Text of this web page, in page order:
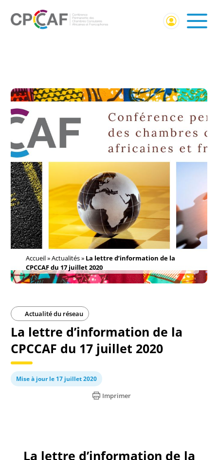
Accueil»Actualités» La lettre d’information de la
CPCCAF du 17 juillet 2020
Actualité du réseau
La lettre d’information de la
CPCCAF du 17 juillet 2020
Mise à jour le 17 juillet 2020
Imprimer
La lettre d’information de la